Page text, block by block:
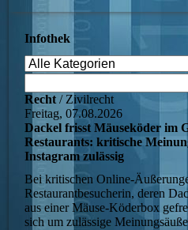
Infothek
Recht / Zivilrecht
Freitag, 07.08.2026
Dackel frisst Mäuseköder im
Restaurants: kritische
Instagram zulässig
Bei kritischen Online-
Restaurantbesucherin, deren
aus einer Mäuse-Köderbox
sich um zulässige